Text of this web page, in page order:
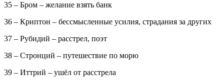
35 – Бром – желание взять банк
36 – Криптон – бессмысленные усилия, страдания за других
37 – Рубидий – расстрел, поэт
38 – Стронций – путешествие по морю
39 – Иттрий – ушёл от расстрела